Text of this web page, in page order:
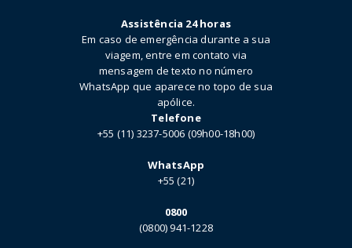
Assistência 24 horas
Em caso de emergência durante a sua
viagem, entre em contato via
mensagem de texto no número
WhatsApp que aparece no topo de sua
apólice.
Telefone
+55 (11) 3237-5006 (09h00-18h00)
WhatsApp
+55 (21)
0800
(0800) 941-1228